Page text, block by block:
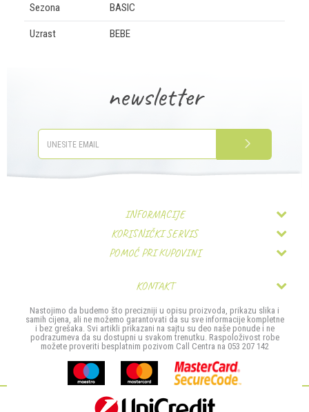
Sezona BASIC
Uzrast BEBE
Email
POŠALJI
newsletter
PRIJAVITE SE
INFORMACIJE
O nama
Zaposlenje
KORISNIČKI SERVIS
Uslovi korišćenja i prodaje
Načini plaćanja
Isporuka
Zamjena artikla
POMOĆ PRI KUPOVINI
Povrat sredstava
Reklamacije
KONTAKT
MIS TRADE- Company d.o.o.
Stefana Provenčanog bb
74000 Doboj
Bosna i Hercegovina
053 207 142
Nastojimo da budemo što precizniji u opisu proizvoda, prikazu slika i
samih cijena, ali ne možemo garantovati da su sve informacije kompletne
i bez grešaka. Svi artikli prikazani na sajtu su deo naše ponude i ne
podrazumeva da su dostupni u svakom trenutku. Raspoloživost robe
možete proveriti besplatnim pozivom Call Centra na 053 207 142
Ova web-stranica koristi kolačiće